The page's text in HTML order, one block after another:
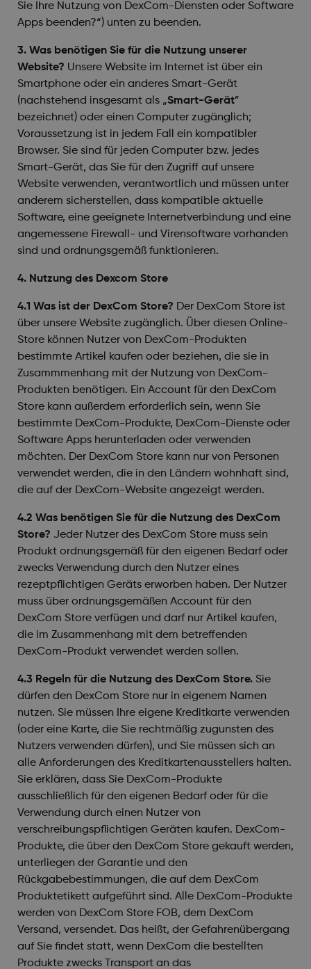
Sie Ihre Nutzung von DexCom-Diensten oder Software
Apps beenden?“) unten zu beenden.
3. Was benötigen Sie für die Nutzung unserer
Website? Unsere Website im Internet ist über ein
Smartphone oder ein anderes Smart-Gerät
(nachstehend insgesamt als „Smart-Gerät”
bezeichnet) oder einen Computer zugänglich;
Voraussetzung ist in jedem Fall ein kompatibler
Browser. Sie sind für jeden Computer bzw. jedes
Smart-Gerät, das Sie für den Zugriff auf unsere
Website verwenden, verantwortlich und müssen unter
anderem sicherstellen, dass kompatible aktuelle
Software, eine geeignete Internetverbindung und eine
angemessene Firewall- und Virensoftware vorhanden
sind und ordnungsgemäß funktionieren.
4. Nutzung des Dexcom Store
4.1 Was ist der DexCom Store? Der DexCom Store ist
über unsere Website zugänglich. Über diesen Online-
Store können Nutzer von DexCom-Produkten
bestimmte Artikel kaufen oder beziehen, die sie in
Zusammmenhang mit der Nutzung von DexCom-
Produkten benötigen. Ein Account für den DexCom
Store kann außerdem erforderlich sein, wenn Sie
bestimmte DexCom-Produkte, DexCom-Dienste oder
Software Apps herunterladen oder verwenden
möchten. Der DexCom Store kann nur von Personen
verwendet werden, die in den Ländern wohnhaft sind,
die auf der DexCom-Website angezeigt werden.
4.2 Was benötigen Sie für die Nutzung des DexCom
Store? Jeder Nutzer des DexCom Store muss sein
Produkt ordnungsgemäß für den eigenen Bedarf oder
zwecks Verwendung durch den Nutzer eines
rezeptpflichtigen Geräts erworben haben. Der Nutzer
muss über ordnungsgemäßen Account für den
DexCom Store verfügen und darf nur Artikel kaufen,
die im Zusammenhang mit dem betreffenden
DexCom-Produkt verwendet werden sollen.
4.3 Regeln für die Nutzung des DexCom Store.Sie
dürfen den DexCom Store nur in eigenem Namen
nutzen. Sie müssen Ihre eigene Kreditkarte verwenden
(oder eine Karte, die Sie rechtmäßig zugunsten des
Nutzers verwenden dürfen), und Sie müssen sich an
alle Anforderungen des Kreditkartenausstellers halten.
Sie erklären, dass Sie DexCom-Produkte
ausschließlich für den eigenen Bedarf oder für die
Verwendung durch einen Nutzer von
verschreibungspflichtigen Geräten kaufen. DexCom-
Produkte, die über den DexCom Store gekauft werden,
unterliegen der Garantie und den
Rückgabebestimmungen, die auf dem DexCom
Produktetikett aufgeführt sind. Alle DexCom-Produkte
werden von DexCom Store FOB, dem DexCom
Versand, versendet. Das heißt, der Gefahrenübergang
auf Sie findet statt, wenn DexCom die bestellten
Produkte zwecks Transport an das